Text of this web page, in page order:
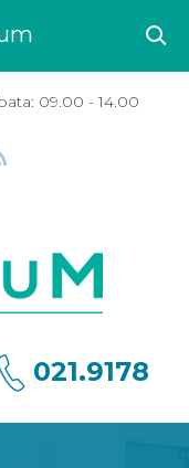
09.00 - 14.00
021.9178